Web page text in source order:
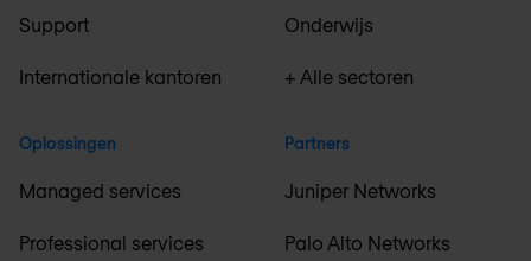
Support
Internationale kantoren
Oplossingen
Managed services
Professional services
Onderwijs
+ Alle sectoren
Partners
Juniper Networks
Palo Alto Networks